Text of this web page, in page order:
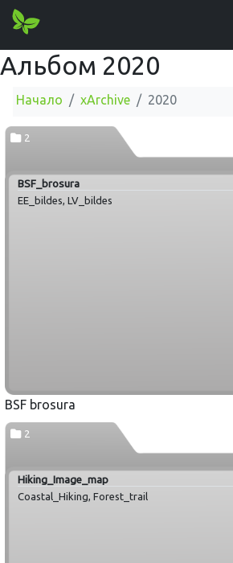
Альбом 2020
Начало xArchive 2020
2
BSF_brosura
EE_bildes, LV_bildes
BSF brosura
2
Hiking_Image_map
Coastal_Hiking, Forest_trail